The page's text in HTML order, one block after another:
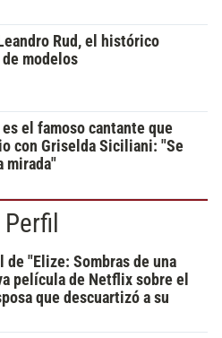
Rud, el histórico
modelos
el famoso cantante que
con Griselda Siciliani: "Se
mirada"
de "Elize: Sombras de una
película de Netflix sobre el
que descuartizó a su